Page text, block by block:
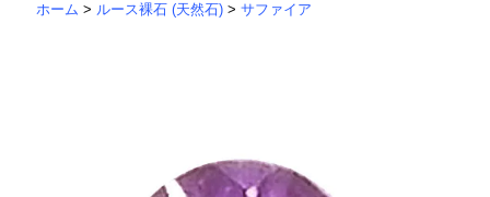
ホーム > ルース裸石 (天然石) >サファイア